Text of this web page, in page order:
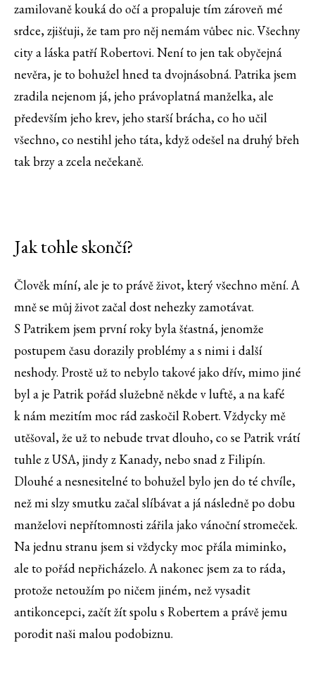
zamilovaně kouká do očí a propaluje tím zároveň mé
srdce, zjišťuji, že tam pro něj nemám vůbec nic. Všechny
city a láska patří Robertovi. Není to jen tak obyčejná
nevěra, je to bohužel hned ta dvojnásobná. Patrika jsem
zradila nejenom já, jeho právoplatná manželka, ale
především jeho krev, jeho starší brácha, co ho učil
všechno, co nestihl jeho táta, když odešel na druhý břeh
tak brzy a zcela nečekaně.
Jak tohle skončí?
Člověk míní, ale je to právě život, který všechno mění. A
mně se můj život začal dost nehezky zamotávat.
S Patrikem jsem první roky byla šťastná, jenomže
postupem času dorazily problémy a s nimi i další
neshody. Prostě už to nebylo takové jako dřív, mimo jiné
byl a je Patrik pořád služebně někde v luftě, a na kafé
k nám mezitím moc rád zaskočil Robert. Vždycky mě
utěšoval, že už to nebude trvat dlouho, co se Patrik vrátí
tuhle z USA, jindy z Kanady, nebo snad z Filipín.
Dlouhé a nesnesitelné to bohužel bylo jen do té chvíle,
než mi slzy smutku začal slíbávat a já následně po dobu
manželovi nepřítomnosti zářila jako vánoční stromeček.
Na jednu stranu jsem si vždycky moc přála miminko,
ale to pořád nepřicházelo. A nakonec jsem za to ráda,
protože netoužím po ničem jiném, než vysadit
antikoncepci, začít žít spolu s Robertem a právě jemu
porodit naši malou podobiznu.